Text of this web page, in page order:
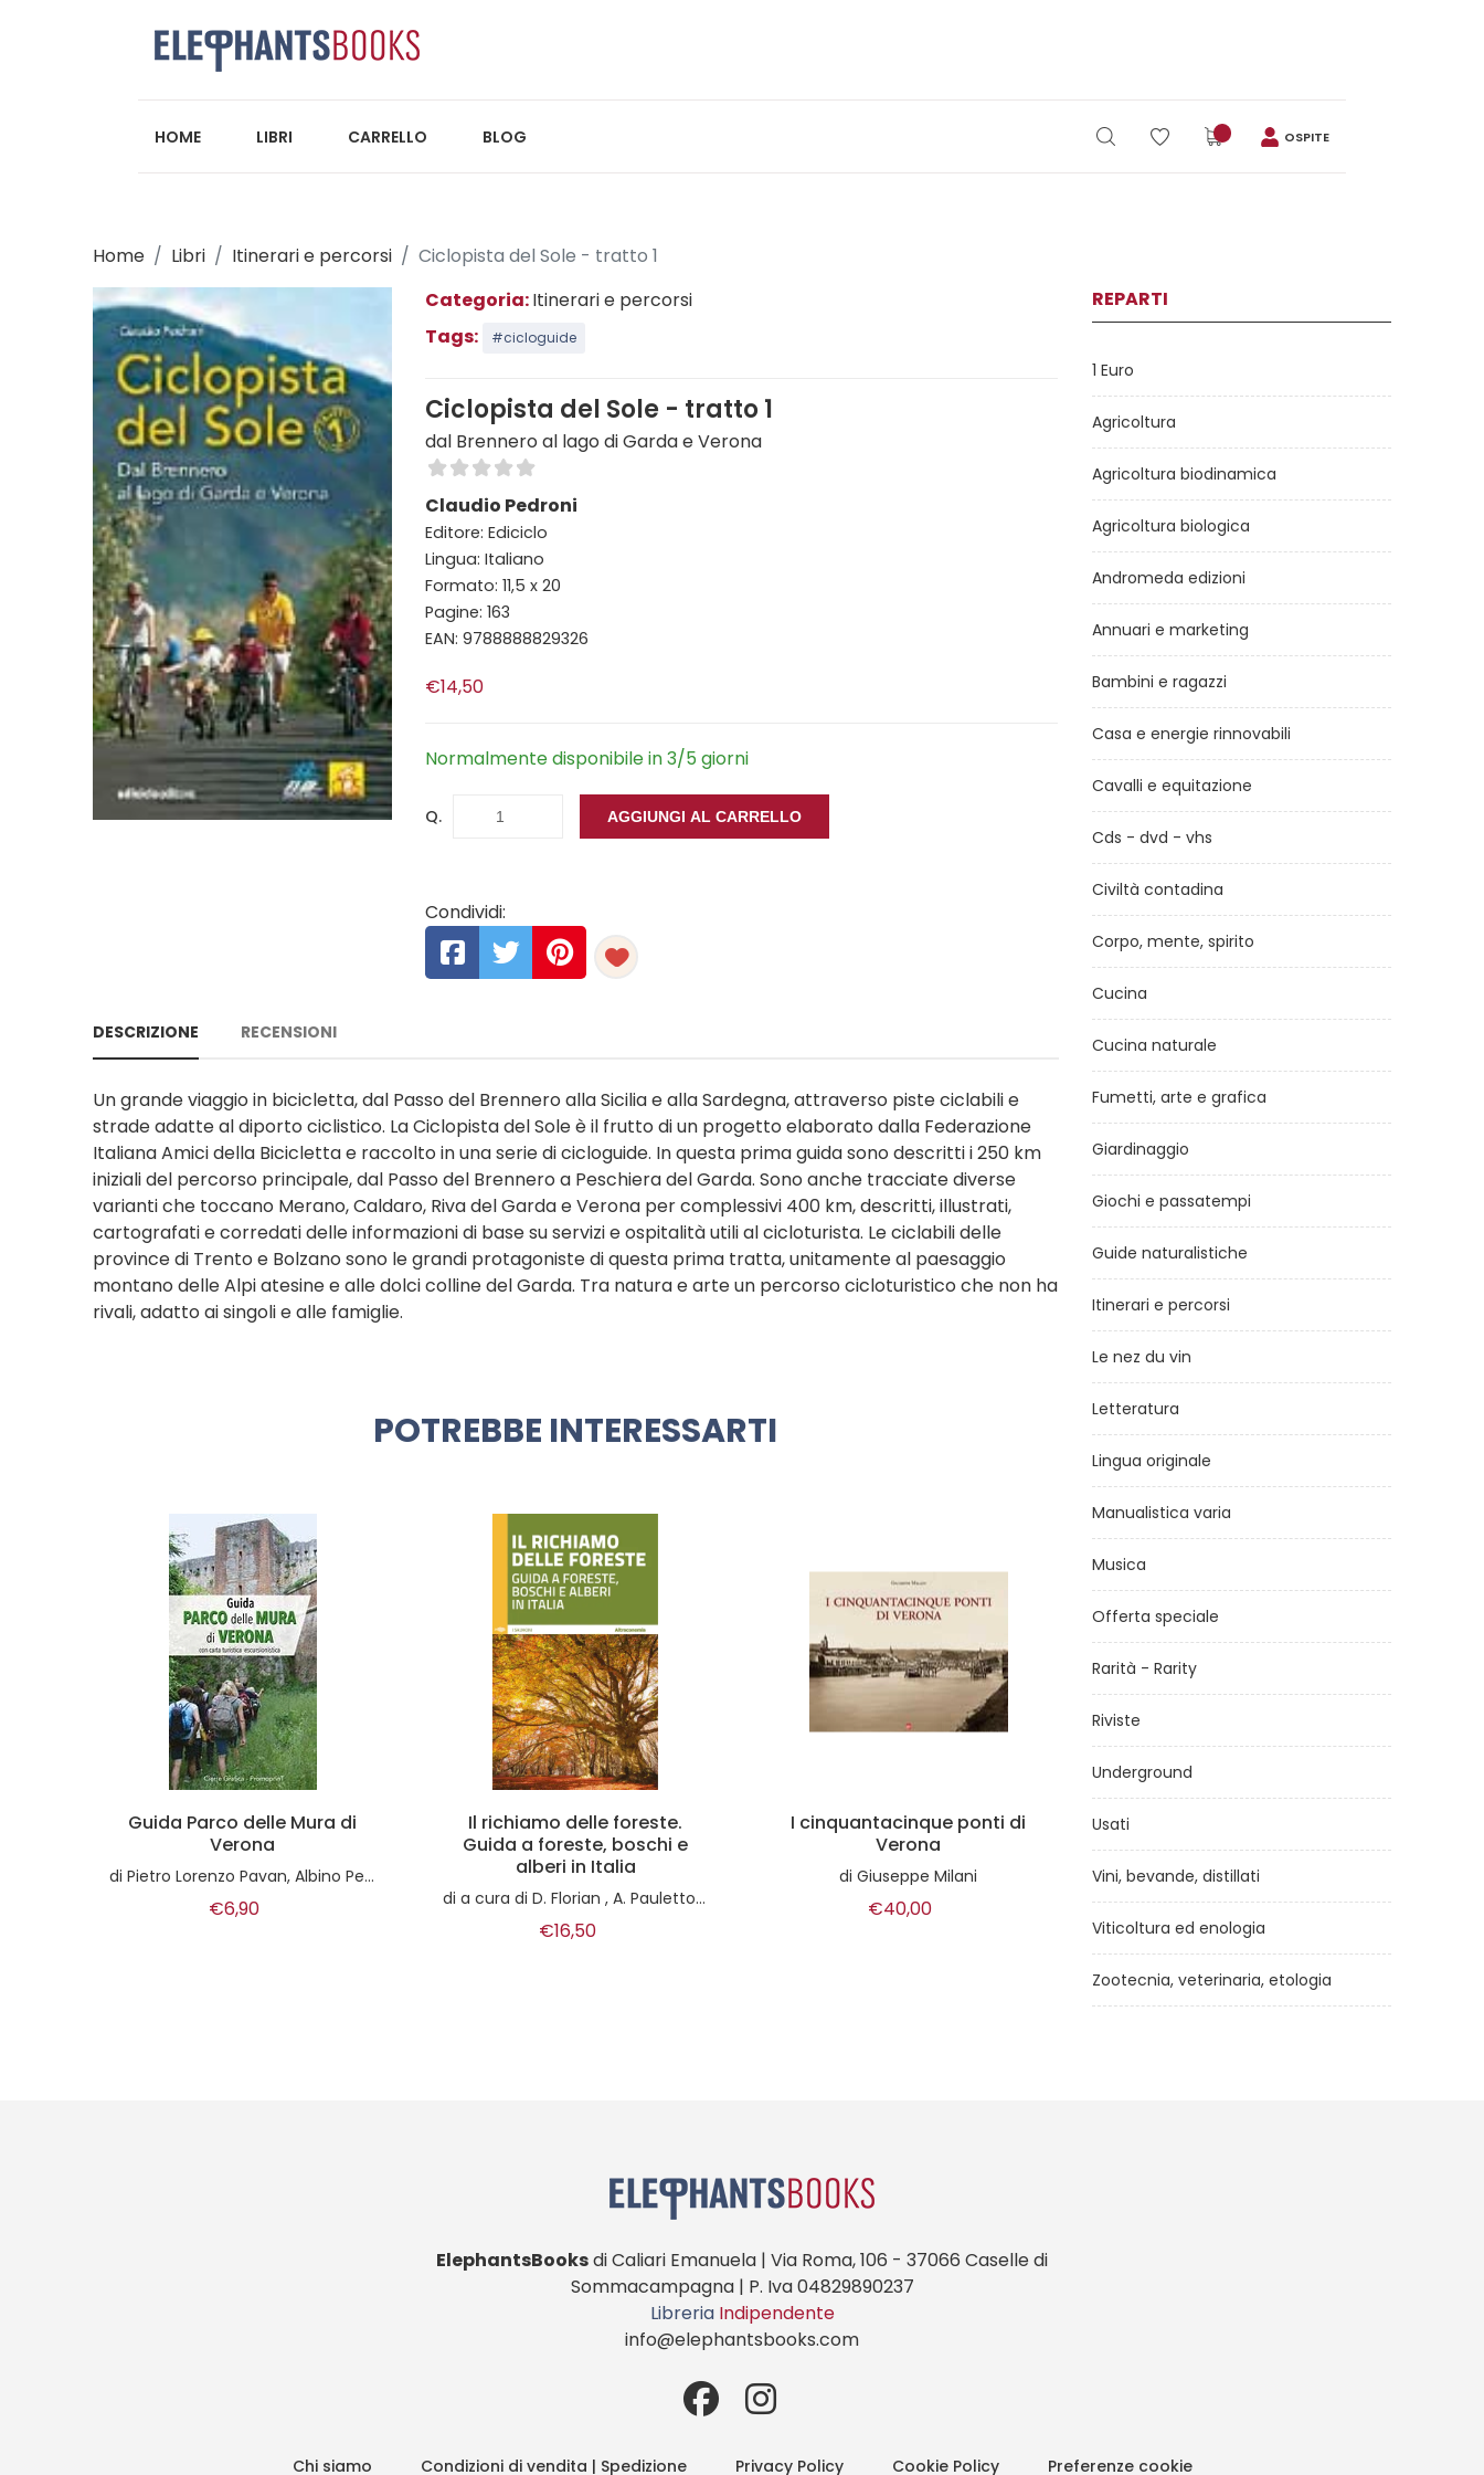
HOME LIBRI CARRELLO BLOG OSPITE
Home Libri Itinerari e percorsi
Ciclopista del Sole - tratto 1
Categoria:Itinerari e percorsi
Tags:
#cicloguide
Ciclopista del Sole - tratto 1
dal Brennero al lago di Garda e Verona
Claudio Pedroni
Editore: Ediciclo
Lingua: Italiano
Formato: 11,5 x 20
Pagine: 163
EAN: 9788888829326
€14,50
Normalmente disponibile in 3/5 giorni
Q. AGGIUNGI AL CARRELLO
Condividi:
DESCRIZIONE RECENSIONI
Un grande viaggio in bicicletta, dal Passo del Brennero alla Sicilia e alla Sardegna, attraverso piste ciclabili e
strade adatte al diporto ciclistico. La Ciclopista del Sole è il frutto di un progetto elaborato dalla Federazione
Italiana Amici della Bicicletta e raccolto in una serie di cicloguide. In questa prima guida sono descritti i 250 km
iniziali del percorso principale, dal Passo del Brennero a Peschiera del Garda. Sono anche tracciate diverse
varianti che toccano Merano, Caldaro, Riva del Garda e Verona per complessivi 400 km, descritti, illustrati,
cartografati e corredati delle informazioni di base su servizi e ospitalità utili al cicloturista. Le ciclabili delle
province di Trento e Bolzano sono le grandi protagoniste di questa prima tratta, unitamente al paesaggio
montano delle Alpi atesine e alle dolci colline del Garda. Tra natura e arte un percorso cicloturistico che non ha
rivali, adatto ai singoli e alle famiglie.
POTREBBE INTERESSARTI
Il richiamo delle foreste.
Guida a foreste, boschi e
alberi in Italia
a cura di D. Florian , A. Pauletto , M. Usuelli
I cinquantacinque ponti di
Verona
diGiuseppe Milani
€40,00
Cronache da oltre frontiera.
Storie di guardie,
contrabbandieri e... briganti
Fabio Pozzerle
Altipiani trentini in mountain
bike
di Sergio Grillo, ettore Grillo, Cinzia Pezzani
€14,50
REPARTI
1 Euro
Agricoltura
Agricoltura biodinamica
Agricoltura biologica
Andromeda edizioni
Annuari e marketing
Bambini e ragazzi
Casa e energie rinnovabili
Cavalli e equitazione
Cds - dvd - vhs
Civiltà contadina
Corpo, mente, spirito
Cucina
Cucina naturale
Fumetti, arte e grafica
Giardinaggio
Giochi e passatempi
Guide naturalistiche
Itinerari e percorsi
Le nez du vin
Letteratura
Lingua originale
Manualistica varia
Musica
Offerta speciale
Rarità - Rarity
Riviste
Underground
Usati
Vini, bevande, distillati
Viticoltura ed enologia
Zootecnia, veterinaria, etologia
ElephantsBooksdi Caliari Emanuela | Via Roma, 106 - 37066 Caselle di
Sommacampagna | P. Iva 04829890237
Libreria Indipendente
info@elephantsbooks.com
Chi siamo Condizioni di vendita | Spedizione Privacy Policy Cookie Policy Preferenze cookie